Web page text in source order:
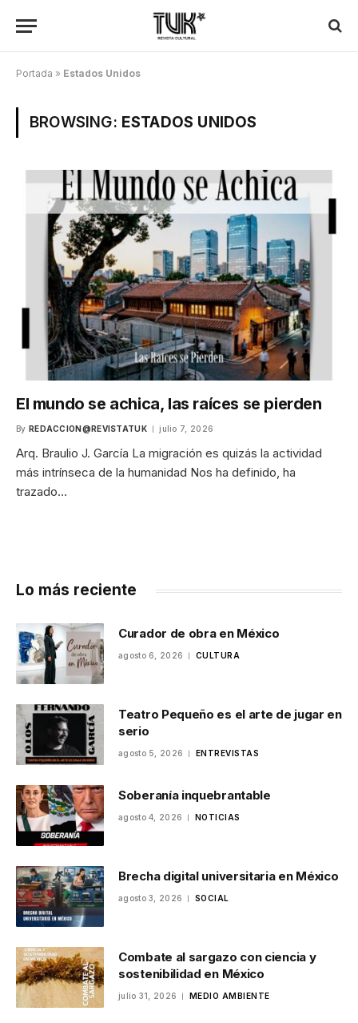
Portada » Estados Unidos
BROWSING: ESTADOS UNIDOS
El mundo se achica, las raíces se pierden
By REDACCION@REVISTATUK julio 7, 2026
Arq. Braulio J. García La migración es quizás la actividad
más intrínseca de la humanidad Nos ha definido, ha
trazado…
Lo más reciente
Curador de obra en México
agosto 6, 2026 CULTURA
Teatro Pequeño es el arte de jugar en
serio
agosto 5, 2026 ENTREVISTAS
Soberanía inquebrantable
agosto 4, 2026 NOTICIAS
Brecha digital universitaria en México
agosto 3, 2026 SOCIAL
Combate al sargazo con ciencia y
sostenibilidad en México
julio 31, 2026 MEDIO AMBIENTE